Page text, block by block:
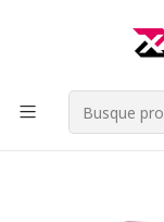
Retiros en Providencia
Inicio Juegos de